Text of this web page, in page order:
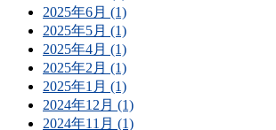
2025年6月 (1)
2025年5月 (1)
2025年4月 (1)
2025年2月 (1)
2025年1月 (1)
2024年12月 (1)
2024年11月 (1)